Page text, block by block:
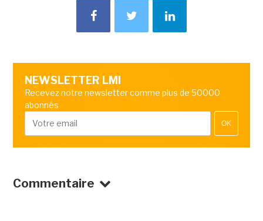
NEWSLETTER LMI
Recevez notre newsletter comme plus de 50000
abonnés
OK
Commentaire